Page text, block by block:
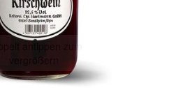
antippen zum